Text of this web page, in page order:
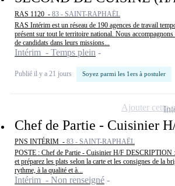
RAS 1120 - 83 - SAINT-RAPHAËL
RAS Intérim est un réseau de 190 agences de travail
présent sur tout le territoire national. Nous
de candidats dans leurs missions...
Intérim - Temps plein
Publié il y a 21 jours Soyez parmi les 1ers à postuler
Chef de Partie - Cuisinier
PNS INTÉRIM - 83 - SAINT-RAPHAËL
POSTE : Chef de Partie - Cuisinier H/F DESCRIPTION
et préparez les plats selon la carte et les consignes de la
rythme, à la qualité et à...
Intérim - Non renseigné
Ajouter cette